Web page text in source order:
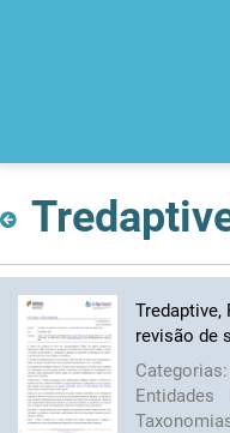
Tredaptive,
revisão de
Categorias:
Entidades